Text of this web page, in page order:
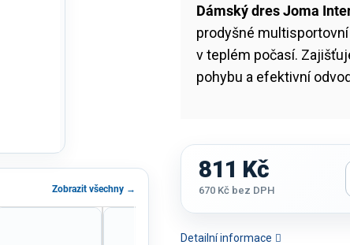
Zobrazit všechny →
Dámský dres Joma
prodyšné
v teplém počasí.
pohybu a efektivní
Detailní informace
811 Kč
670 Kč bez DPH